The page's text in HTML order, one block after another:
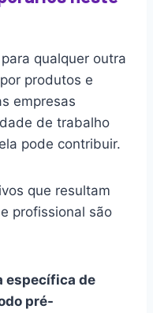
qualquer outra
produtos e
empresas
de trabalho
pode contribuir.
que resultam
profissional são
específica de
pré-